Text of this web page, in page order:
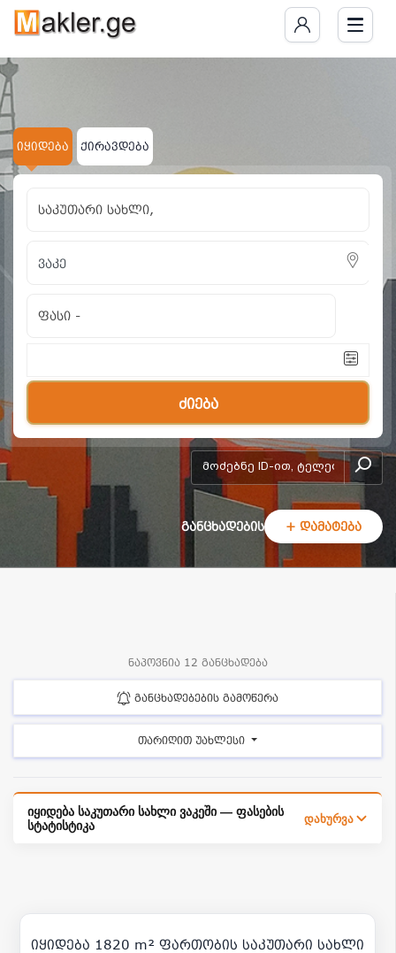
იყიდება საკუთარი
ნაპოვნია 12 განცხადება
იყიდება ქირავდება
საკუთარი სახლი,
ფასი -
ძიება
add-form
განცხადების + დამატება
ნაპოვნია 12 განცხადება
განცხადებების გამოწერა
თარიღით უახლესი
იყიდება საკუთარი სახლი ვაკეში — ფასების
სტატისტიკა
დახურვა
7
1 820 000 | m² 1 000
იყიდება 1820 m² ფართობის საკუთარი სახლი